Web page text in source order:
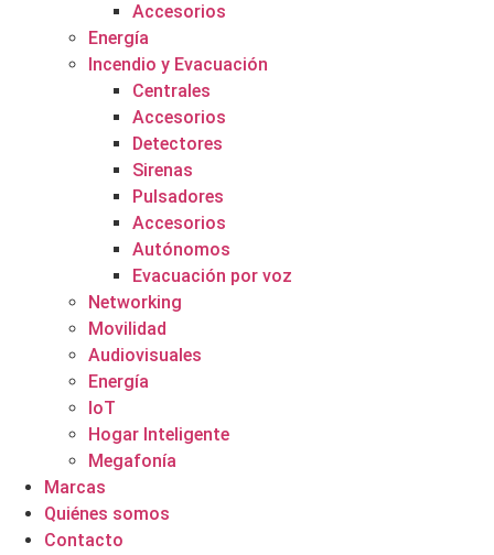
Accesorios
Energía
Incendio y Evacuación
Centrales
Accesorios
Detectores
Sirenas
Pulsadores
Accesorios
Autónomos
Evacuación por voz
Networking
Movilidad
Audiovisuales
Energía
IoT
Hogar Inteligente
Megafonía
Marcas
Quiénes somos
Contacto